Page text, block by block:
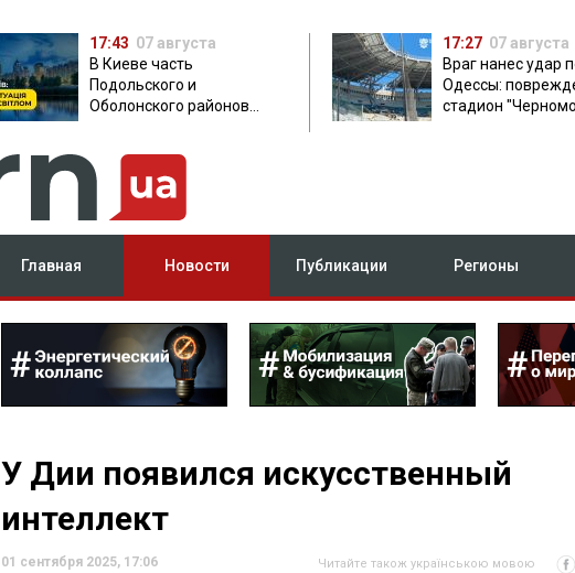
17:43 07 августа
В Киеве часть
Подольского и
Оболонского районов
17:27 07 августа
Враг нанес удар
Одессы:
стадион
Главная Новости Публикации Регионы
У Дии появился искусственный
интеллект
01 сентября 2025, 17:06 Читайте також українською мовою